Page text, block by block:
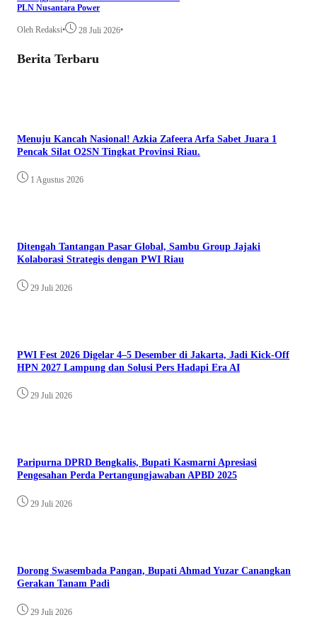
PLN Nusantara Power
Oleh Redaksi• 28 Juli 2026•
Berita Terbaru
Menuju Kancah Nasional! Azkia Zafeera Arfa Sabet Juara 1
Pencak Silat O2SN Tingkat Provinsi Riau.
1 Agustus 2026
Ditengah Tantangan Pasar Global, Sambu Group Jajaki
Kolaborasi Strategis dengan PWI Riau
29 Juli 2026
PWI Fest 2026 Digelar 4–5 Desember di Jakarta, Jadi Kick-Off
HPN 2027 Lampung dan Solusi Pers Hadapi Era AI
29 Juli 2026
Paripurna DPRD Bengkalis, Bupati Kasmarni Apresiasi
Pengesahan Perda Pertangungjawaban APBD 2025
29 Juli 2026
Dorong Swasembada Pangan, Bupati Ahmad Yuzar Canangkan
Gerakan Tanam Padi
29 Juli 2026